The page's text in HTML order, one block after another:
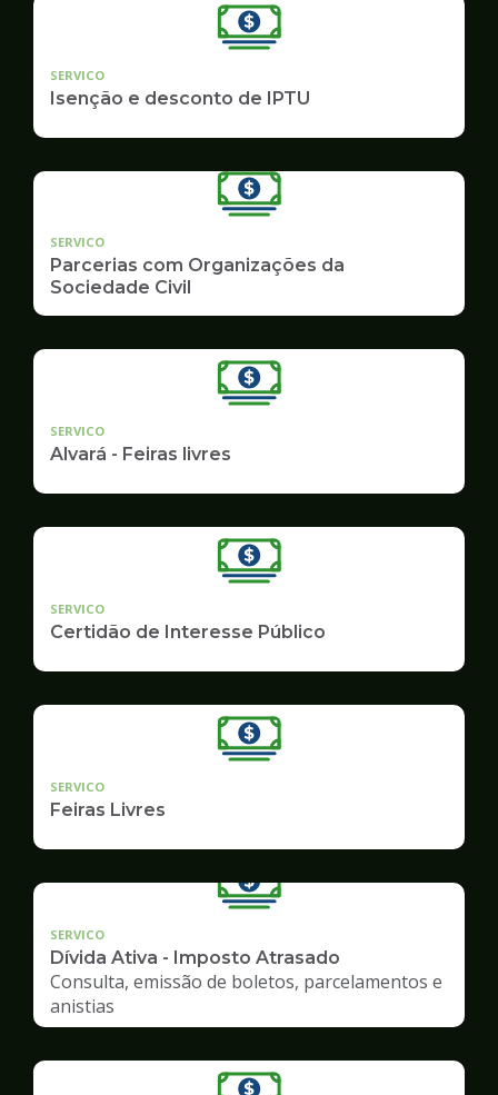
SERVICO
Isenção e desconto de IPTU
SERVICO
Parcerias com Organizações da
Sociedade Civil
SERVICO
Alvará - Feiras livres
SERVICO
Certidão de Interesse Público
SERVICO
Feiras Livres
SERVICO
Dívida Ativa - Imposto Atrasado
Consulta, emissão de boletos, parcelamentos e
anistias